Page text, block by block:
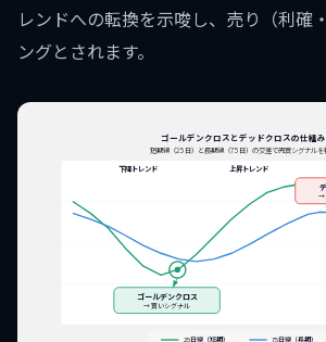
レンドへの転換を示唆し、売り（利確
ングとされます。
ゴールデンクロスとデッドクロスの仕組み
短期線（25日）と長期線（75日）の交差で売買シグナル
下降トレンド
上昇トレンド
ゴールデンクロス
→ 買いシグナル
→
25日線（短期） 75日線（長期）